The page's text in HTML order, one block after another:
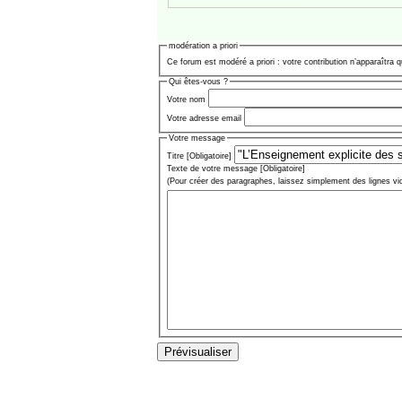
modération a priori
Ce forum est modéré a priori : votre contribution n’apparaîtra
Qui êtes-vous ?
Votre nom
Votre adresse email
Votre message
Titre [Obligatoire]
Texte de votre message [Obligatoire]
(Pour créer des paragraphes, laissez simplement des lignes